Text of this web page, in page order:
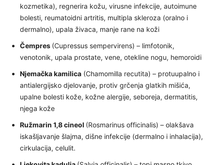
kozmetika), regnerira kožu, virusne infekcije, autoimune
bolesti, reumatoidni artritis, multipla skleroza (oralno i
dermalno), upala živaca, manje rane na koži
Čempres (Cupressus sempervirens) – limfotonik,
venotonik, upala prostate, vene, otekline nogu, hemoroidi
Njemačka kamilica (Chamomilla recutita) – protuupalno i
antialergijsko djelovanje, protiv grčenja glatkih mišića,
upalne bolesti kože, kožne alergije, seboreja, dermatitis,
njega kože
Ružmarin 1,8 cineol (Rosmarinus officinalis) – olakšava
iskašljavanje šlajma, dišne infekcije (dermalno i inhalacija),
cirkulacija, celulit.